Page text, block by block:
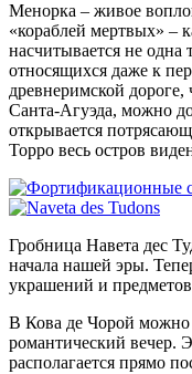
Менорка – живое
«кораблей мертвых» –
насчитывается не одна
относящихся даже к
древнеримской
Санта-Агуэда, можно
открывается
Торро весь остров
Гробница Навета дес
начала нашей эры.
украшений и
В Кова де Чорой можно
романтический вечер.
располагается прямо